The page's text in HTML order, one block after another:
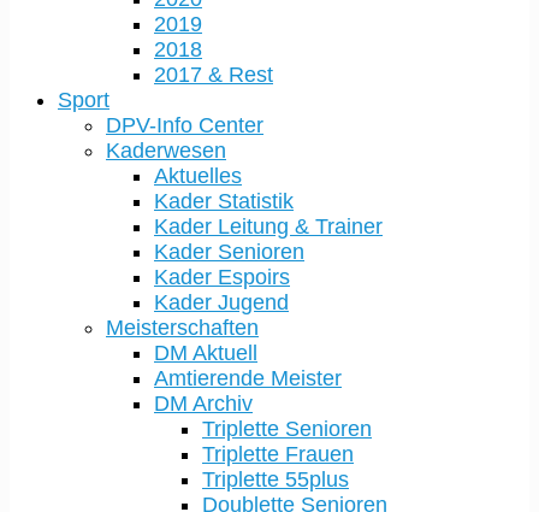
2019
2018
2017 & Rest
Sport
DPV-Info Center
Kaderwesen
Aktuelles
Kader Statistik
Kader Leitung & Trainer
Kader Senioren
Kader Espoirs
Kader Jugend
Meisterschaften
DM Aktuell
Amtierende Meister
DM Archiv
Triplette Senioren
Triplette Frauen
Triplette 55plus
Doublette Senioren